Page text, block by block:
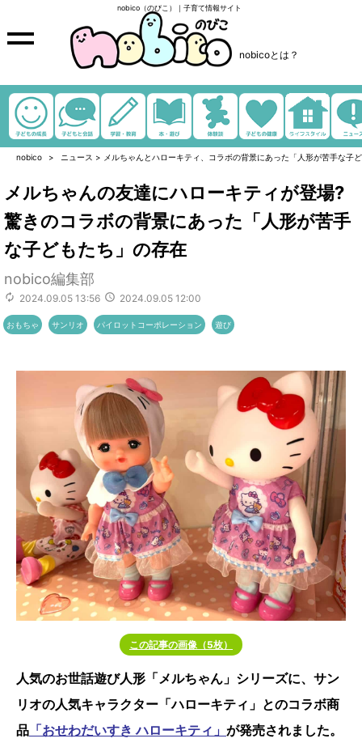
nobico（のびこ）｜子育て情報サイト
nobicoとは？
nobico ニュース > メルちゃんとハローキティ、コラボの背景にあった「人形が苦手な子
メルちゃんの友達にハローキティが登場?
驚きのコラボの背景にあった「人形が苦手
な子どもたち」の存在
nobico編集部
2024.09.05 13:56 2024.09.05 12:00
おもちゃ サンリオ パイロットコーポレーション 遊び
この記事の画像（5枚）
人気のお世話遊び人形「メルちゃん」シリーズに、サン
リオの人気キャラクター「ハローキティ」とのコラボ商
品 「おせわだいすき ハローキティ」 が発売されました。